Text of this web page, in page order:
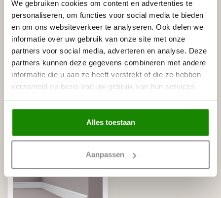
We gebruiken cookies om content en advertenties te
personaliseren, om functies voor social media te bieden
en om ons websiteverkeer te analyseren. Ook delen we
informatie over uw gebruik van onze site met onze
partners voor social media, adverteren en analyse. Deze
partners kunnen deze gegevens combineren met andere
informatie die u aan ze heeft verstrekt of die ze hebben
verzameld op basis van uw gebruik van hun services.
Alles toestaan
Aanpassen
Tags
Gerelateerde producten
NMC
NMC Adefix lijmkoker 310 ml
Op voorraad
€8,95